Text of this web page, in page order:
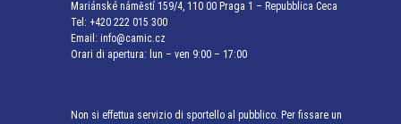
Mariánské náměstí 159/4, 110 00 Praga 1 – Repubblica Ceca
Tel: +420 222 015 300
Email: info@camic.cz
Orari di apertura: lun – ven 9:00 – 17:00
Non si effettua servizio di sportello al pubblico. Per fissare un